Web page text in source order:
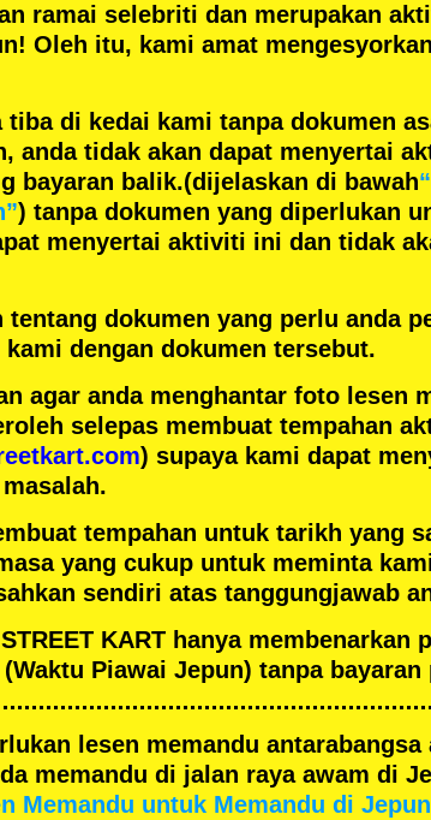
ramai selebriti dan merupakan
Oleh itu, kami amat
tiba di kedai kami tanpa dokumen
anda tidak akan dapat menyertai
bayaran balik.(dijelaskan di bawah
) tanpa dokumen yang diperlukan
menyertai aktiviti ini dan tidak
tentang dokumen yang perlu anda
dengan dokumen tersebut.
agar anda menghantar foto lesen
selepas membuat tempahan
) supaya kami dapat
tempahan untuk tarikh yang
yang cukup untuk meminta
sendiri atas tanggungjawab
KART hanya membenarkan
Piawai Jepun) tanpa bayaran
lesen memandu antarabangsa
memandu di jalan raya awam di
Memandu untuk Memandu di